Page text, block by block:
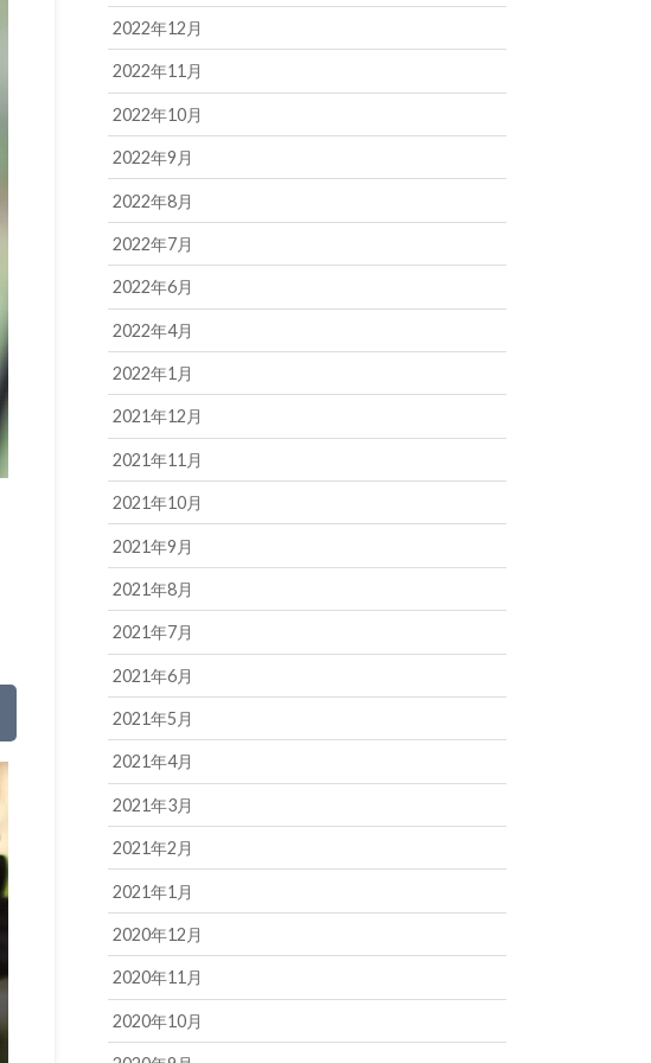
2022年12月
2022年11月
2022年10月
2022年9月
2022年8月
2022年7月
2022年6月
2022年4月
2022年1月
2021年12月
2021年11月
2021年10月
2021年9月
2021年8月
2021年7月
2021年6月
2021年5月
2021年4月
2021年3月
2021年2月
2021年1月
2020年12月
2020年11月
2020年10月